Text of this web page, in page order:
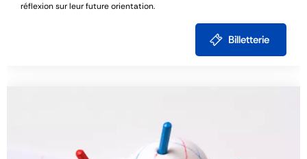
réflexion sur leur future orientation.
Billetterie